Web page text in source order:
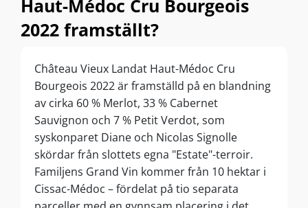
Haut-Médoc Cru Bourgeois
2022 framställt?
Château Vieux Landat Haut-Médoc Cru
Bourgeois 2022 är framställd på en blandning
av cirka 60 % Merlot, 33 % Cabernet
Sauvignon och 7 % Petit Verdot, som
syskonparet Diane och Nicolas Signolle
skördar från slottets egna "Estate"-terroir.
Familjens Grand Vin kommer från 10 hektar i
Cissac-Médoc – fördelat på tio separata